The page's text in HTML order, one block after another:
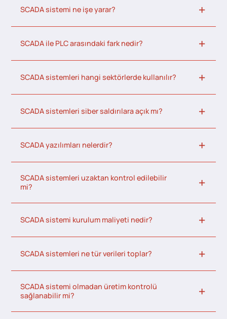
SCADA sistemi ne işe yarar?
SCADA ile PLC arasındaki fark nedir?
SCADA sistemleri hangi sektörlerde kullanılır?
SCADA sistemleri siber saldırılara açık mı?
SCADA yazılımları nelerdir?
SCADA sistemleri uzaktan kontrol edilebilir
mi?
SCADA sistemi kurulum maliyeti nedir?
SCADA sistemleri ne tür verileri toplar?
SCADA sistemi olmadan üretim kontrolü
sağlanabilir mi?